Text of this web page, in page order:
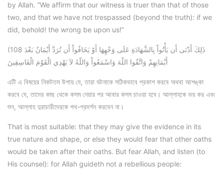
by Allah. “We affirm that our witness is truer than that of those
two, and that we have not trespassed (beyond the truth): if we
did, behold! the wrong be upon us!”
(108 ذَلِكَ أَدْنَى أَن يَأْتُواْ بِالشَّهَادَةِ عَلَى وَجْهِهَا أَوْ يَخَافُواْ أَن تُرَدَّ أَيْمَانٌ بَعْدَ
أَيْمَانِهِمْ وَاتَّقُوا اللّهَ وَاسْمَعُواْ وَاللّهُ لاَ يَهْدِي الْقَوْمَ الْفَاسِقِينَ
এটি এ বিষয়ের নিকটতম উপায় যে, তারা ঘটনাকে সঠিকভাবে প্রকাশ করবে অথবা আশঙ্কা
করবে যে, তাদের কাছ থেকে কসম নেয়ার পর আবার কসম চাওয়া হবে। আল্লাহকে ভয় কর এবং
শুন, আল্লাহ দুরাচারীদেরকে পথ-প্রদর্শন করবেন না।
That is most suitable: that they may give the evidence in its
true nature and shape, or else they would fear that other oaths
would be taken after their oaths. But fear Allah, and listen (to
His counsel): for Allah guideth not a rebellious people: